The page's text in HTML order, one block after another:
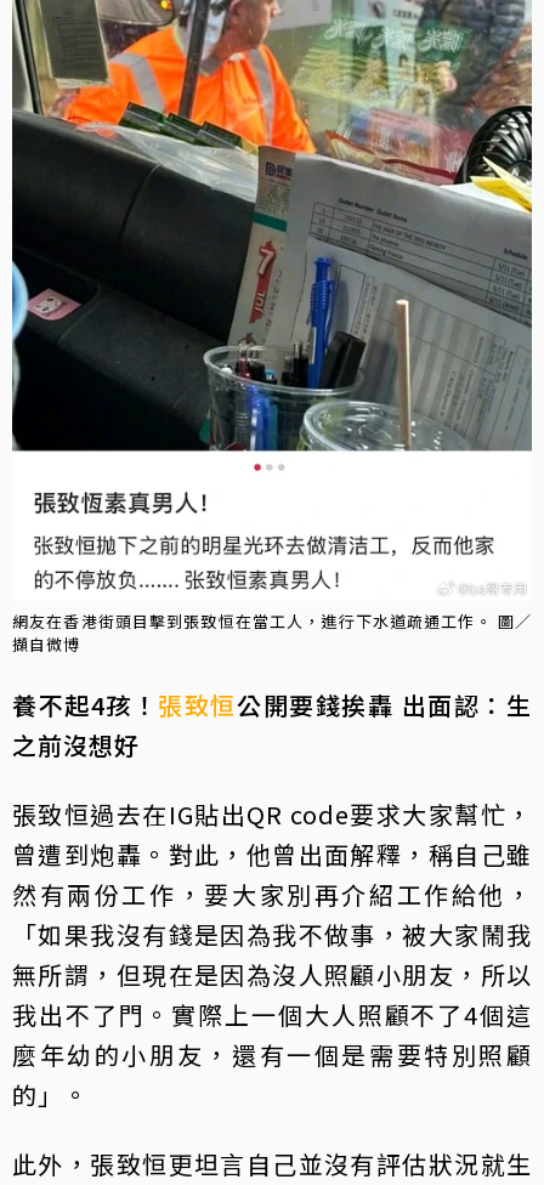
網友在香港街頭目擊到張致恒在當工人，進行下水道疏通工作。 圖／
擷自微博
養不起4孩！ 張致恒公開要錢挨轟 出面認：生
之前沒想好
張致恒過去在IG貼出QR code要求大家幫忙，
曾遭到炮轟。對此，他曾出面解釋，稱自己雖
然有兩份工作，要大家別再介紹工作給他，
「如果我沒有錢是因為我不做事，被大家鬧我
無所謂，但現在是因為沒人照顧小朋友，所以
我出不了門。實際上一個大人照顧不了4個這
麼年幼的小朋友，還有一個是需要特別照顧
的」。
此外，張致恒更坦言自己並沒有評估狀況就生